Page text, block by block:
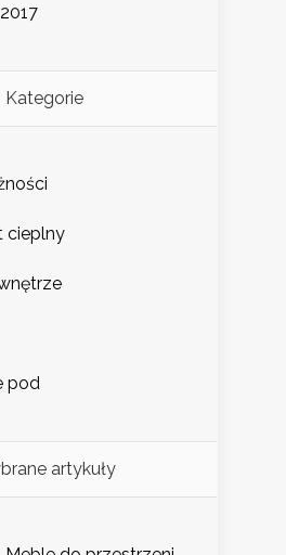
Kategorie
cieplny
pod
artykuły